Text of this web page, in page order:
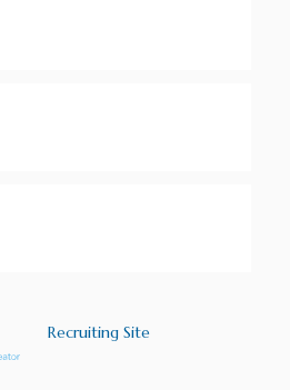
Recruiting Site